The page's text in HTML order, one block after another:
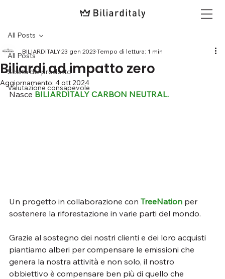
All Posts
Scelta del prodotto
Valutazione consapevole
All Posts
Biliardi ad impatto zero
BILIARDITALY23 gen 2023 Tempo di lettura: 1 min
Aggiornamento: 4 ott 2024
Nasce BILIARDITALY CARBON NEUTRAL.
Un progetto in collaborazione con TreeNation per
sostenere la riforestazione in varie parti del mondo.
Grazie al sostegno dei nostri clienti e dei loro acquisti
piantiamo alberi per compensare le emissioni che
genera la nostra attività e non solo, il nostro
obbiettivo è compensare ben più di quello che